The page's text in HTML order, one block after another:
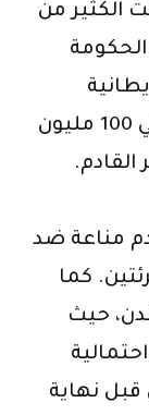
الكثير من
الحكومة
السويدية “AstraZeneca” إنتاج حوالي 100 مليون
مناعة ضد
كما
حيث
نهاية